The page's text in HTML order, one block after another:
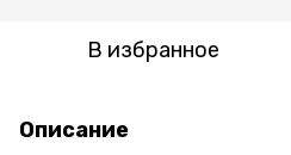
В избранное
Описание